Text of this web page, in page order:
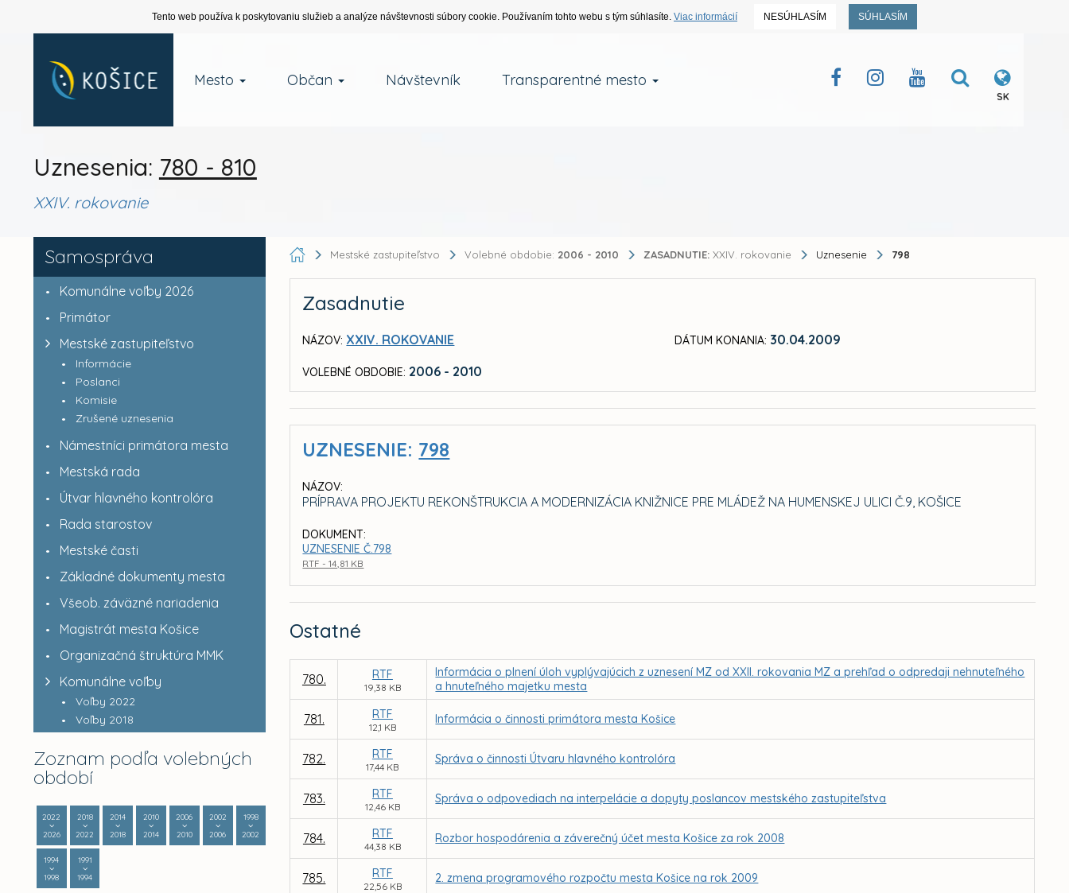
Tento web používa k poskytovaniu služieb a analýze návštevnosti súbory cookie. Používaním tohto webu s tým súhlasíte. Viac informácií NESÚHLASÍM SÚHLASÍM
Mesto Občan Návštevník Transparentné mesto
SK
Uznesenia: 780 - 810
XXIV. rokovanie
Samospráva
Komunálne voľby 2026
Primátor
Mestské zastupiteľstvo
Informácie
Poslanci
Komisie
Zrušené uznesenia
Námestníci primátora mesta
Mestská rada
Útvar hlavného kontrolóra
Rada starostov
Mestské časti
Základné dokumenty mesta
Všeob. záväzné nariadenia
Magistrát mesta Košice
Organizačná štruktúra MMK
Komunálne voľby
Voľby 2022
Voľby 2018
Zoznam podľa volebných
období
2022
2026
2018
2022
2014
2018
2010
2014
2006
2010
2002
2006
1998
2002
1994
1998
1991
1994
Mestské zastupiteľstvo Volebné obdobie: 2006 - 2010 ZASADNUTIE: XXIV. rokovanie Uznesenie 798
Zasadnutie
NÁZOV: XXIV. ROKOVANIE
VOLEBNÉ OBDOBIE: 2006 - 2010
DÁTUM KONANIA: 30.04.2009
UZNESENIE: 798
NÁZOV:
PRÍPRAVA PROJEKTU REKONŠTRUKCIA A MODERNIZÁCIA KNIŽNICE PRE MLÁDEŽ NA HUMENSKEJ ULICI Č.9, KOŠICE
DOKUMENT:
UZNESENIE Č.798
RTF - 14,81 KB
Ostatné
780. RTF
19,38 KB
Informácia o plnení úloh vyplývajúcich z uznesení MZ od XXII. rokovania MZ a prehľad o odpredaji nehnuteľného
a hnuteľného majetku mesta
781. RTF
12,1 KB
Informácia o činnosti primátora mesta Košice
782. RTF
17,44 KB
Správa o činnosti Útvaru hlavného kontrolóra
783. RTF
12,46 KB
Správa o odpovediach na interpelácie a dopyty poslancov mestského zastupiteľstva
784. RTF
44,38 KB
Rozbor hospodárenia a záverečný účet mesta Košice za rok 2008
785. RTF
22,56 KB
2. zmena programového rozpočtu mesta Košice na rok 2009